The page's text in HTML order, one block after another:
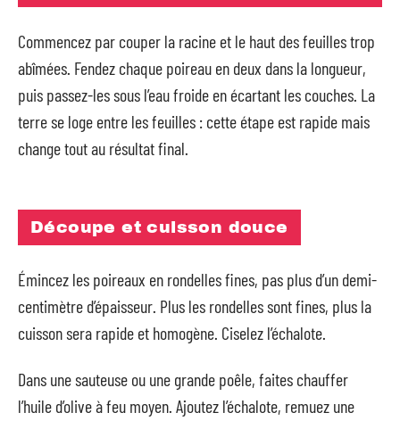
Commencez par couper la racine et le haut des feuilles trop
abîmées. Fendez chaque poireau en deux dans la longueur,
puis passez-les sous l’eau froide en écartant les couches. La
terre se loge entre les feuilles : cette étape est rapide mais
change tout au résultat final.
Découpe et cuisson douce
Émincez les poireaux en rondelles fines, pas plus d’un demi-
centimètre d’épaisseur. Plus les rondelles sont fines, plus la
cuisson sera rapide et homogène. Ciselez l’échalote.
Dans une sauteuse ou une grande poêle, faites chauffer
l’huile d’olive à feu moyen. Ajoutez l’échalote, remuez une